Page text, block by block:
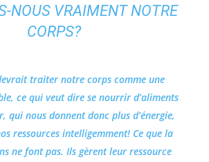
NOUS VRAIMENT NOTRE
CORPS?
traiter notre corps comme une
ce qui veut dire se nourrir d’aliments
qui nous donnent donc plus d’énergie,
ressources intelligemment! Ce que la
ne font pas. Ils gèrent leur ressource